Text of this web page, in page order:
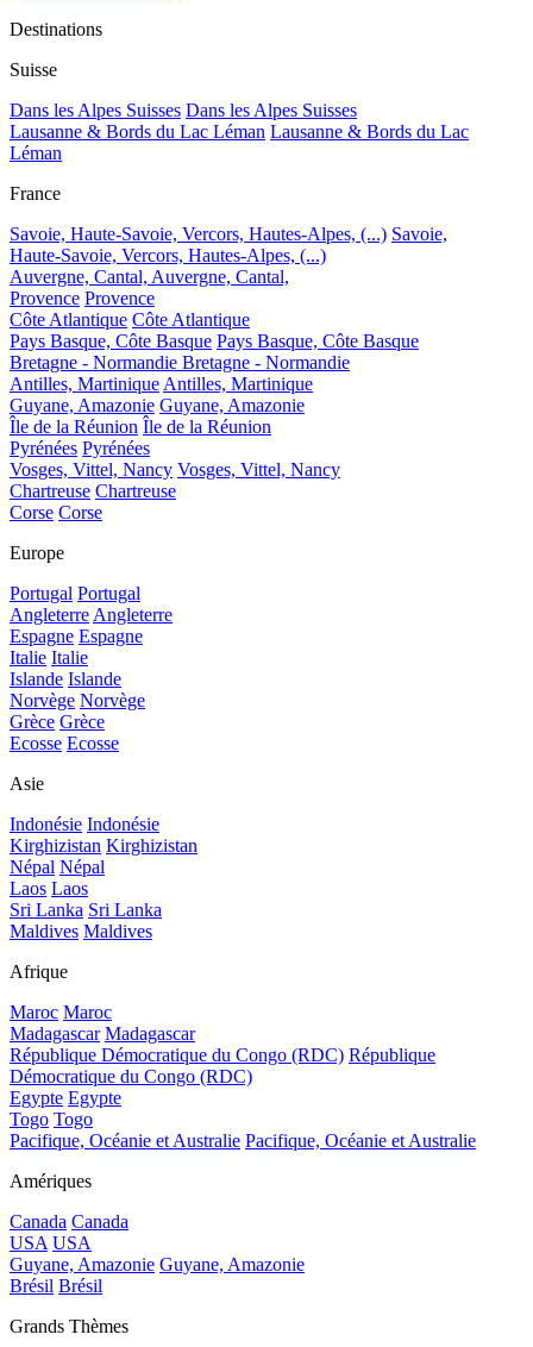
Destinations
Suisse
Dans les Alpes Suisses Dans les Alpes Suisses
Lausanne & Bords du Lac Léman Lausanne & Bords du Lac
Léman
France
Savoie, Haute-Savoie, Vercors, Hautes-Alpes, (...) Savoie,
Haute-Savoie, Vercors, Hautes-Alpes, (...)
Auvergne, Cantal, Auvergne, Cantal,
Provence Provence
Côte Atlantique Côte Atlantique
Pays Basque, Côte Basque Pays Basque, Côte Basque
Bretagne - Normandie Bretagne - Normandie
Antilles, Martinique Antilles, Martinique
Guyane, Amazonie Guyane, Amazonie
Île de la Réunion Île de la Réunion
Pyrénées Pyrénées
Vosges, Vittel, Nancy Vosges, Vittel, Nancy
Chartreuse Chartreuse
Corse Corse
Europe
Portugal Portugal
Angleterre Angleterre
Espagne Espagne
Italie Italie
Islande Islande
Norvège Norvège
Grèce Grèce
Ecosse Ecosse
Asie
Indonésie Indonésie
Kirghizistan Kirghizistan
Népal Népal
Laos Laos
Sri Lanka Sri Lanka
Maldives Maldives
Afrique
Maroc Maroc
Madagascar Madagascar
République Démocratique du Congo (RDC) République
Démocratique du Congo (RDC)
Egypte Egypte
Togo Togo
Pacifique, Océanie et Australie Pacifique, Océanie et Australie
Amériques
Canada Canada
USA USA
Guyane, Amazonie Guyane, Amazonie
Brésil Brésil
Grands Thèmes